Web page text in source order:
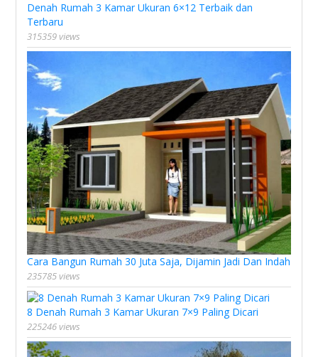
Denah Rumah 3 Kamar Ukuran 6×12 Terbaik dan
Terbaru
315359 views
Cara Bangun Rumah 30 Juta Saja, Dijamin Jadi Dan Indah
235785 views
8 Denah Rumah 3 Kamar Ukuran 7×9 Paling Dicari
225246 views